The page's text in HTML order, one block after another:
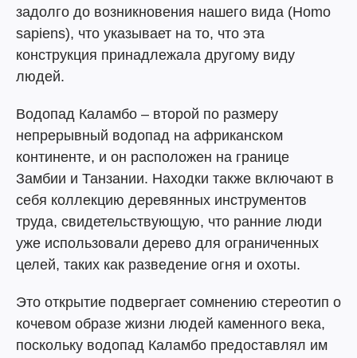
задолго до возникновения нашего вида (Homo
sapiens), что указывает на то, что эта
конструкция принадлежала другому виду
людей.
Водопад Каламбо – второй по размеру
непрерывный водопад на африканском
континенте, и он расположен на границе
Замбии и Танзании. Находки также включают в
себя коллекцию деревянных инструментов
труда, свидетельствующую, что ранние люди
уже использовали дерево для ограниченных
целей, таких как разведение огня и охоты.
Это открытие подвергает сомнению стереотип о
кочевом образе жизни людей каменного века,
поскольку водопад Каламбо предоставлял им